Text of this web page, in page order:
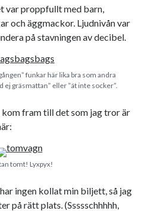
var proppfullt med barn,
och äggmackor. Ljudnivån var
på stavningen av decibel.
funkar här lika bra som andra
ej gräsmattan” eller ”ät inte socker”.
fram till det som jag tror är
tomt! Lyxpyx!
ingen kollat min biljett, så jag
på rätt plats. (Ssssschhhhh,